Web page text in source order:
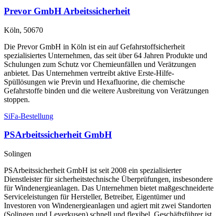
Prevor GmbH Arbeitssicherheit
Köln, 50670
Die Prevor GmbH in Köln ist ein auf Gefahrstoffsicherheit
spezialisiertes Unternehmen, das seit über 64 Jahren Produkte und
Schulungen zum Schutz vor Chemieunfällen und Verätzungen
anbietet. Das Unternehmen vertreibt aktive Erste-Hilfe-
Spüllösungen wie Previn und Hexafluorine, die chemische
Gefahrstoffe binden und die weitere Ausbreitung von Verätzungen
stoppen.
SiFa-Bestellung
PSArbeitssicherheit GmbH
Solingen
PSArbeitssicherheit GmbH ist seit 2008 ein spezialisierter
Dienstleister für sicherheitstechnische Überprüfungen, insbesondere
für Windenergieanlagen. Das Unternehmen bietet maßgeschneiderte
Serviceleistungen für Hersteller, Betreiber, Eigentümer und
Investoren von Windenergieanlagen und agiert mit zwei Standorten
(Solingen und Leverkusen) schnell und flexibel. Geschäftsführer ist